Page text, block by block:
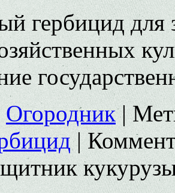
гербицид
Огородник |
|